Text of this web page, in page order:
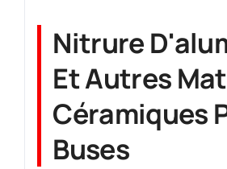
Nitrure
Et Autres
Céramiques
Buses